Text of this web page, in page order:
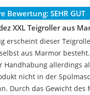
Bewertung: SEHR GUT
XXL Teigroller aus
erscheint dieser
aus Marmor
Handhabung allerdings
nicht in der
Durch das Gewicht des